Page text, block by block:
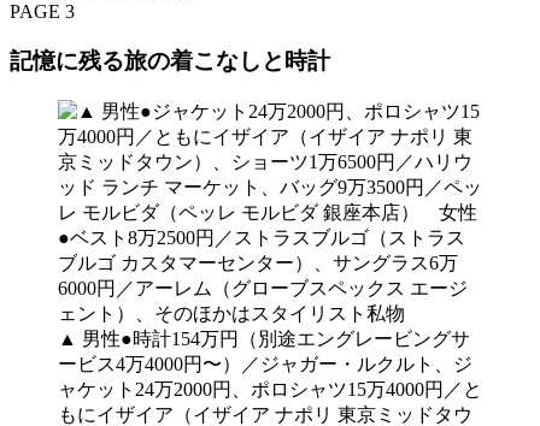
PAGE 3
記憶に残る旅の着こなしと時計
▲ 男性●時計154万円（別途エングレービングサ
ービス4万4000円〜）／ジャガー・ルクルト、ジ
ャケット24万2000円、ポロシャツ15万4000円／と
もにイザイア（イザイア ナポリ 東京ミッドタウ